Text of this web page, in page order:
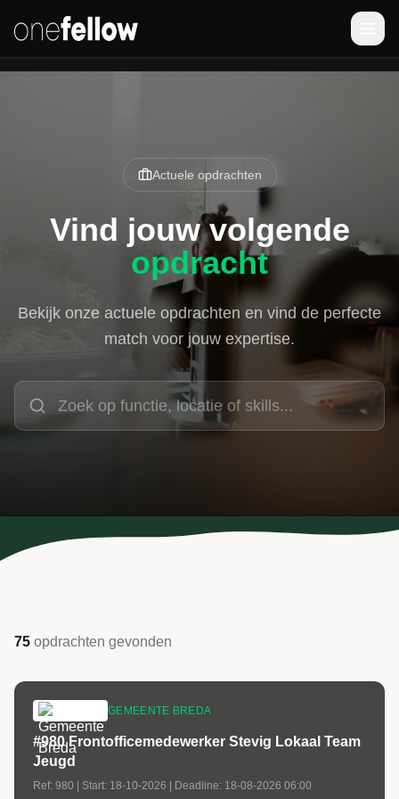
Actuele opdrachten
Vind jouw volgende
opdracht
Bekijk onze actuele opdrachten en vind de perfecte
match voor jouw expertise.
75 opdrachten gevonden
GEMEENTE BREDA
#980 Frontofficemedewerker Stevig Lokaal Team
Jeugd
Ref: 980 | Start: 18-10-2026 | Deadline: 18-08-2026 06:00